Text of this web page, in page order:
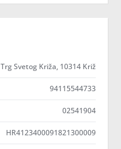
Trg Svetog Križa, 10314 Križ
94115544733
02541904
HR4123400091821300009